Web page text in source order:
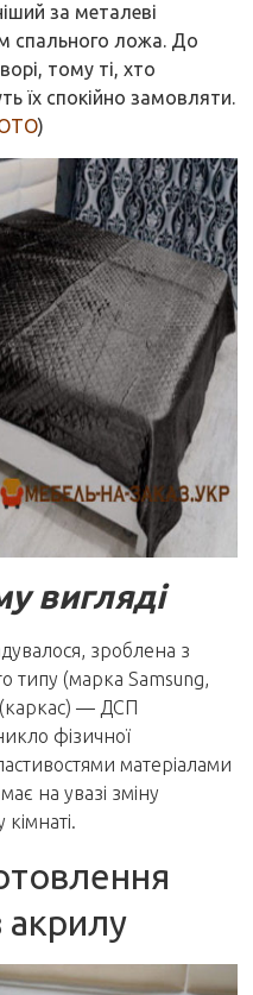
за металеві
спального ложа. До
тому ті, хто
їх спокійно замовляти.
)
вигляді
зроблена з
типу (марка Samsung,
(каркас) — ДСП
фізичної
матеріалами
на увазі зміну
акрилу